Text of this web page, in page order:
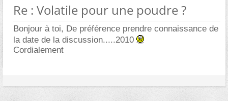
Re : Volatile pour une poudre ?
Bonjour à toi, De préférence prendre connaissance de
la date de la discussion.....2010
Cordialement